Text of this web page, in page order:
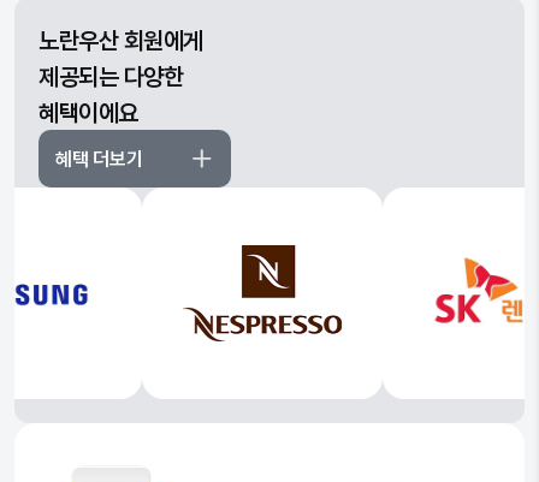
노란우산 회원에게
제공되는 다양한
혜택이에요
혜택 더보기